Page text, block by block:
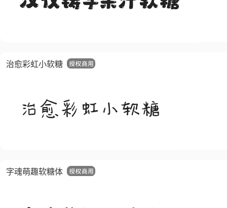
治愈彩虹小软糖
字魂萌趣软糖体